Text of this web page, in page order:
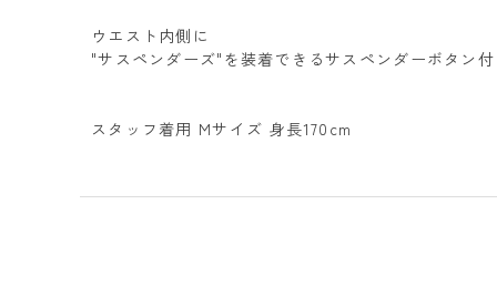
ウエスト内側に
"サスペンダーズ"を装着できるサスペンダーボタン
スタッフ着用 Mサイズ 身長170cm